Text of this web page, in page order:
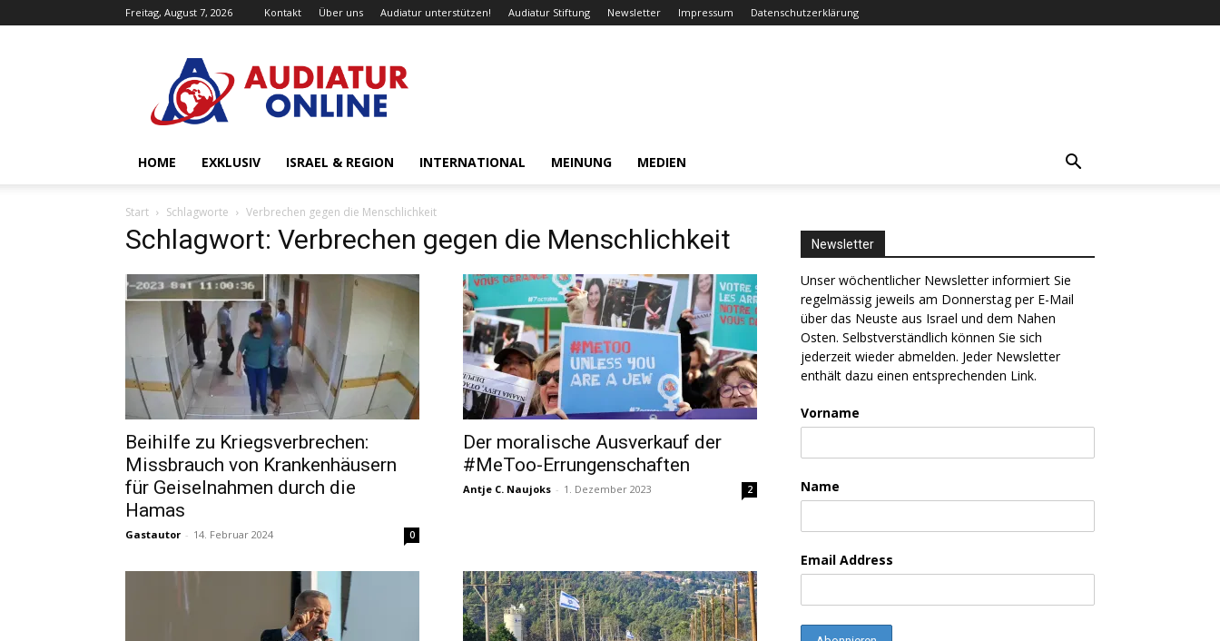
Freitag, August 7, 2026 Kontakt Über uns Audiatur unterstützen! Audiatur Stiftung Newsletter Impressum Datenschutzerklärung
Online
HOME EXKLUSIV ISRAEL & REGION INTERNATIONAL MEINUNG MEDIEN
Start Schlagworte Verbrechen gegen die Menschlichkeit
Schlagwort: Verbrechen gegen die Menschlichkeit
Beihilfe zu Kriegsverbrechen:
Missbrauch von Krankenhäusern
für Geiselnahmen durch die
Hamas
Gastautor - 14. Februar 2024 0
Der moralische Ausverkauf der
#MeToo-Errungenschaften
Antje C. Naujoks - 1. Dezember 2023 2
Newsletter
Unser wöchentlicher Newsletter informiert Sie
regelmässig jeweils am Donnerstag per E-Mail
über das Neuste aus Israel und dem Nahen
Osten. Selbstverständlich können Sie sich
jederzeit wieder abmelden. Jeder Newsletter
enthält dazu einen entsprechenden Link.
Vorname
Name
Email Address